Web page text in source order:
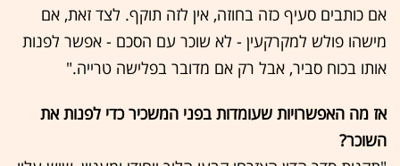
אם כותבים סעיף כזה בחוזה, אין לזה תוקף. לצד זאת, אם
מישהו פולש למקרקעין - לא שוכר עם הסכם - אפשר לפנות
אותו בכוח סביר, אבל רק אם מדובר בפלישה טרייה."
אז מה האפשרויות שעומדות בפני המשכיר כדי לפנות את
השוכר?